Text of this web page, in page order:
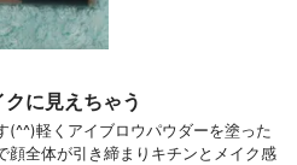
に見えちゃう
(^^)軽くアイブロウパウダーを塗った
顔全体が引き締まりキチンとメイク感